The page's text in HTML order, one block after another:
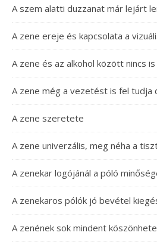
A szem alatti duzzanat már lejárt
A zene ereje és kapcsolata a
A zene és az alkohol között nincs
A zene még a vezetést is fel tudja
A zene szeretete
A zene univerzális, meg néha a
A zenekar logójánál a póló
A zenekaros pólók jó bevétel
A zenének sok mindent